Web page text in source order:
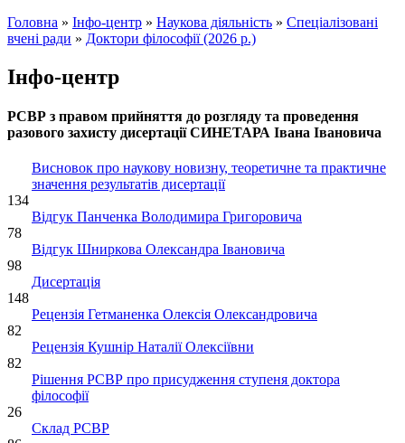
Головна » Інфо-центр » Наукова діяльність » Спеціалізовані
вчені ради » Доктори філософії (2026 р.)
Інфо-центр
РСВР з правом прийняття до розгляду та проведення
разового захисту дисертації СИНЕТАРА Івана Івановича
Висновок про наукову новизну, теоретичне та практичне
значення результатів дисертації
134
Відгук Панченка Володимира Григоровича
78
Відгук Шниркова Олександра Івановича
98
Дисертація
148
Рецензія Гетманенка Олексія Олександровича
82
Рецензія Кушнір Наталії Олексіївни
82
Рішення РСВР про присудження ступеня доктора
філософії
26
Склад РСВР